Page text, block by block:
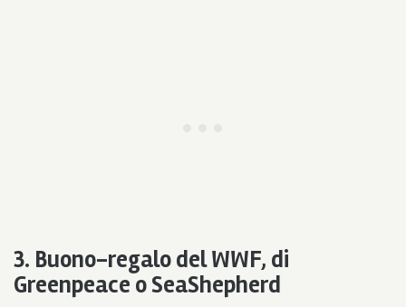
3. Buono-regalo del WWF, di
Greenpeace o SeaShepherd